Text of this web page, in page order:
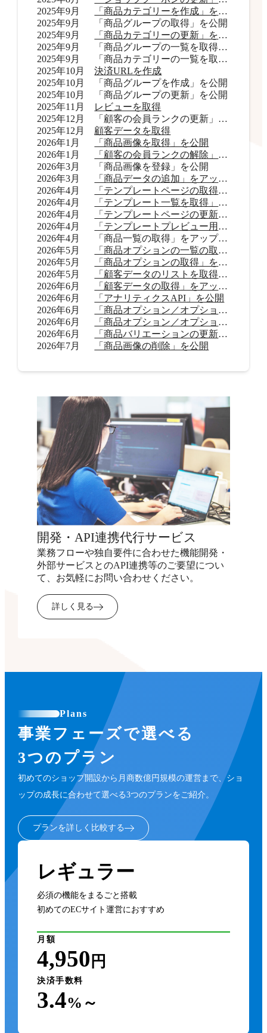
2025年9月
「商品カテゴリーを作成」を公開
2025年9月
「商品グループの取得」を公開
2025年9月
「商品カテゴリーの更新」を公開
2025年9月
「商品グループの一覧を取得」をアップデート
2025年9月
「商品カテゴリーの一覧を取得」をアップデート
2025年10月
決済URLを作成
2025年10月
「商品グループを作成」を公開
2025年10月
「商品グループの更新」を公開
2025年11月
レビューを取得
2025年12月
「顧客の会員ランクの更新」を公開
2025年12月
顧客データを取得
2026年1月
「商品画像を取得」を公開
2026年1月
「顧客の会員ランクの解除」を公開
2026年3月
「商品画像を登録」を公開
2026年3月
「商品データの追加」をアップデート
2026年4月
「テンプレートページの取得」を公開
2026年4月
「テンプレート一覧を取得」を公開
2026年4月
「テンプレートページの更新」を公開
2026年4月
「テンプレートプレビュー用URLを取得」を公開
2026年4月
「商品一覧の取得」をアップデート
2026年5月
「商品オプションの一覧の取得」をアップデート
2026年5月
「商品オプションの取得」を公開
2026年5月
「顧客データのリストを取得」をアップデート
2026年6月
「顧客データの取得」をアップデート
2026年6月
「アナリティクスAPI」を公開
2026年6月
「商品オプション／オプション値の追加（β）」を公開
2026年6月
「商品オプション／オプション値の削除（β）」を公開
2026年6月
「商品バリエーションの更新」を公開
2026年7月
「商品画像の削除」を公開
開発・API連携代行サービス
業務フローや独自要件に合わせた機能開発・
外部サービスとのAPI連携等のご要望につい
て、お気軽にお問い合わせください。
詳しく見る
Plans
事業フェーズで選べる
3つのプラン
初めてのショップ開設から月商数億円規模の運営まで、ショ
ップの成長に合わせて選べる3つのプランをご紹介。
プランを詳しく比較する
レギュラー
必須の機能をまるごと搭載
初めてのECサイト運営におすすめ
月額
4,950 円
決済手数料
3.4%～